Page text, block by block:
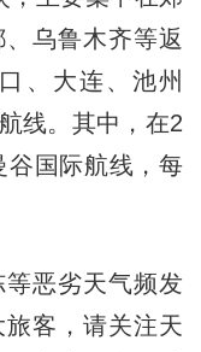
乌鲁木齐等返
、大连、池州
线。其中，在2
谷国际航线，每
恶劣天气频发
客，请关注天